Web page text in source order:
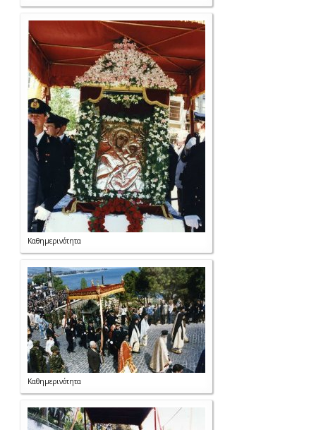
Καθημερινότητα
Καθημερινότητα